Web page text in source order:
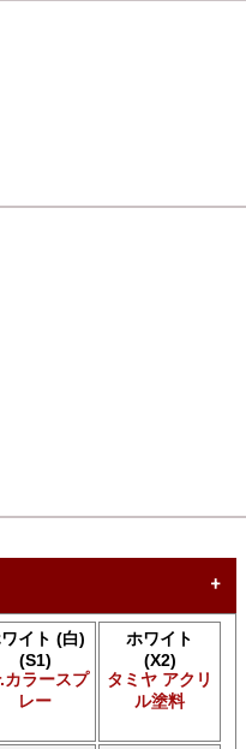
の色を見つけやすくしま
Acrylics
イト (白)
(S1)
カラースプ
レー
ホワイト
(X2)
タミヤ アクリ
ル塗料